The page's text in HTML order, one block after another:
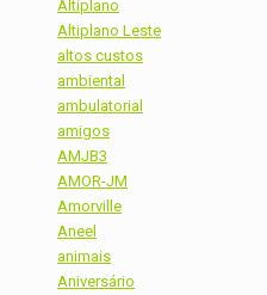
Altiplano
Altiplano Leste
altos custos
ambiental
ambulatorial
amigos
AMJB3
AMOR-JM
Amorville
Aneel
animais
Aniversário